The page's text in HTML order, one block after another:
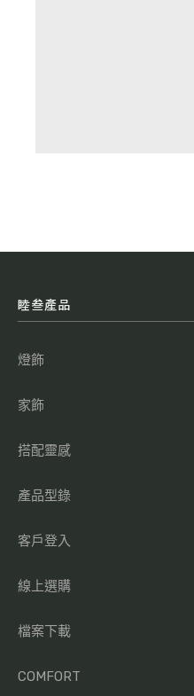
睦叁產品
燈飾
家飾
搭配靈感
產品型錄
客戶登入
線上選購
檔案下載
COMFORT